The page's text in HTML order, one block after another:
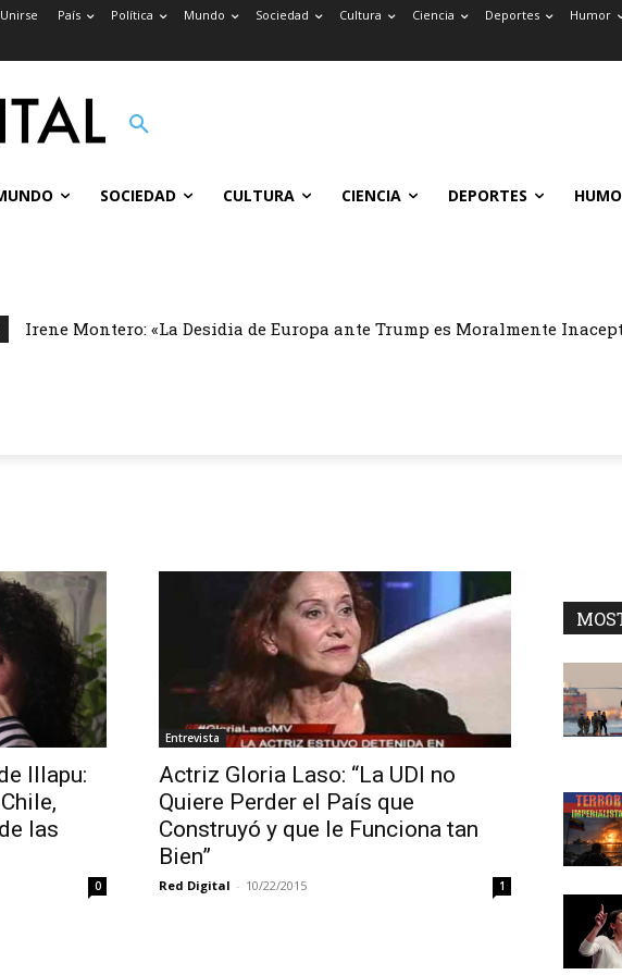
País Política Mundo Sociedad Cultura Ciencia Deportes Humor
SOCIEDAD CULTURA CIENCIA DEPORTES
Irene Montero: «La Desidia de Europa ante Trump es Moralmente
Illapu:
las
0
Entrevista
Actriz Gloria Laso: “La UDI no
Quiere Perder el País que
Construyó y que le Funciona tan
Bien”
Red Digital - 10/22/2015 1